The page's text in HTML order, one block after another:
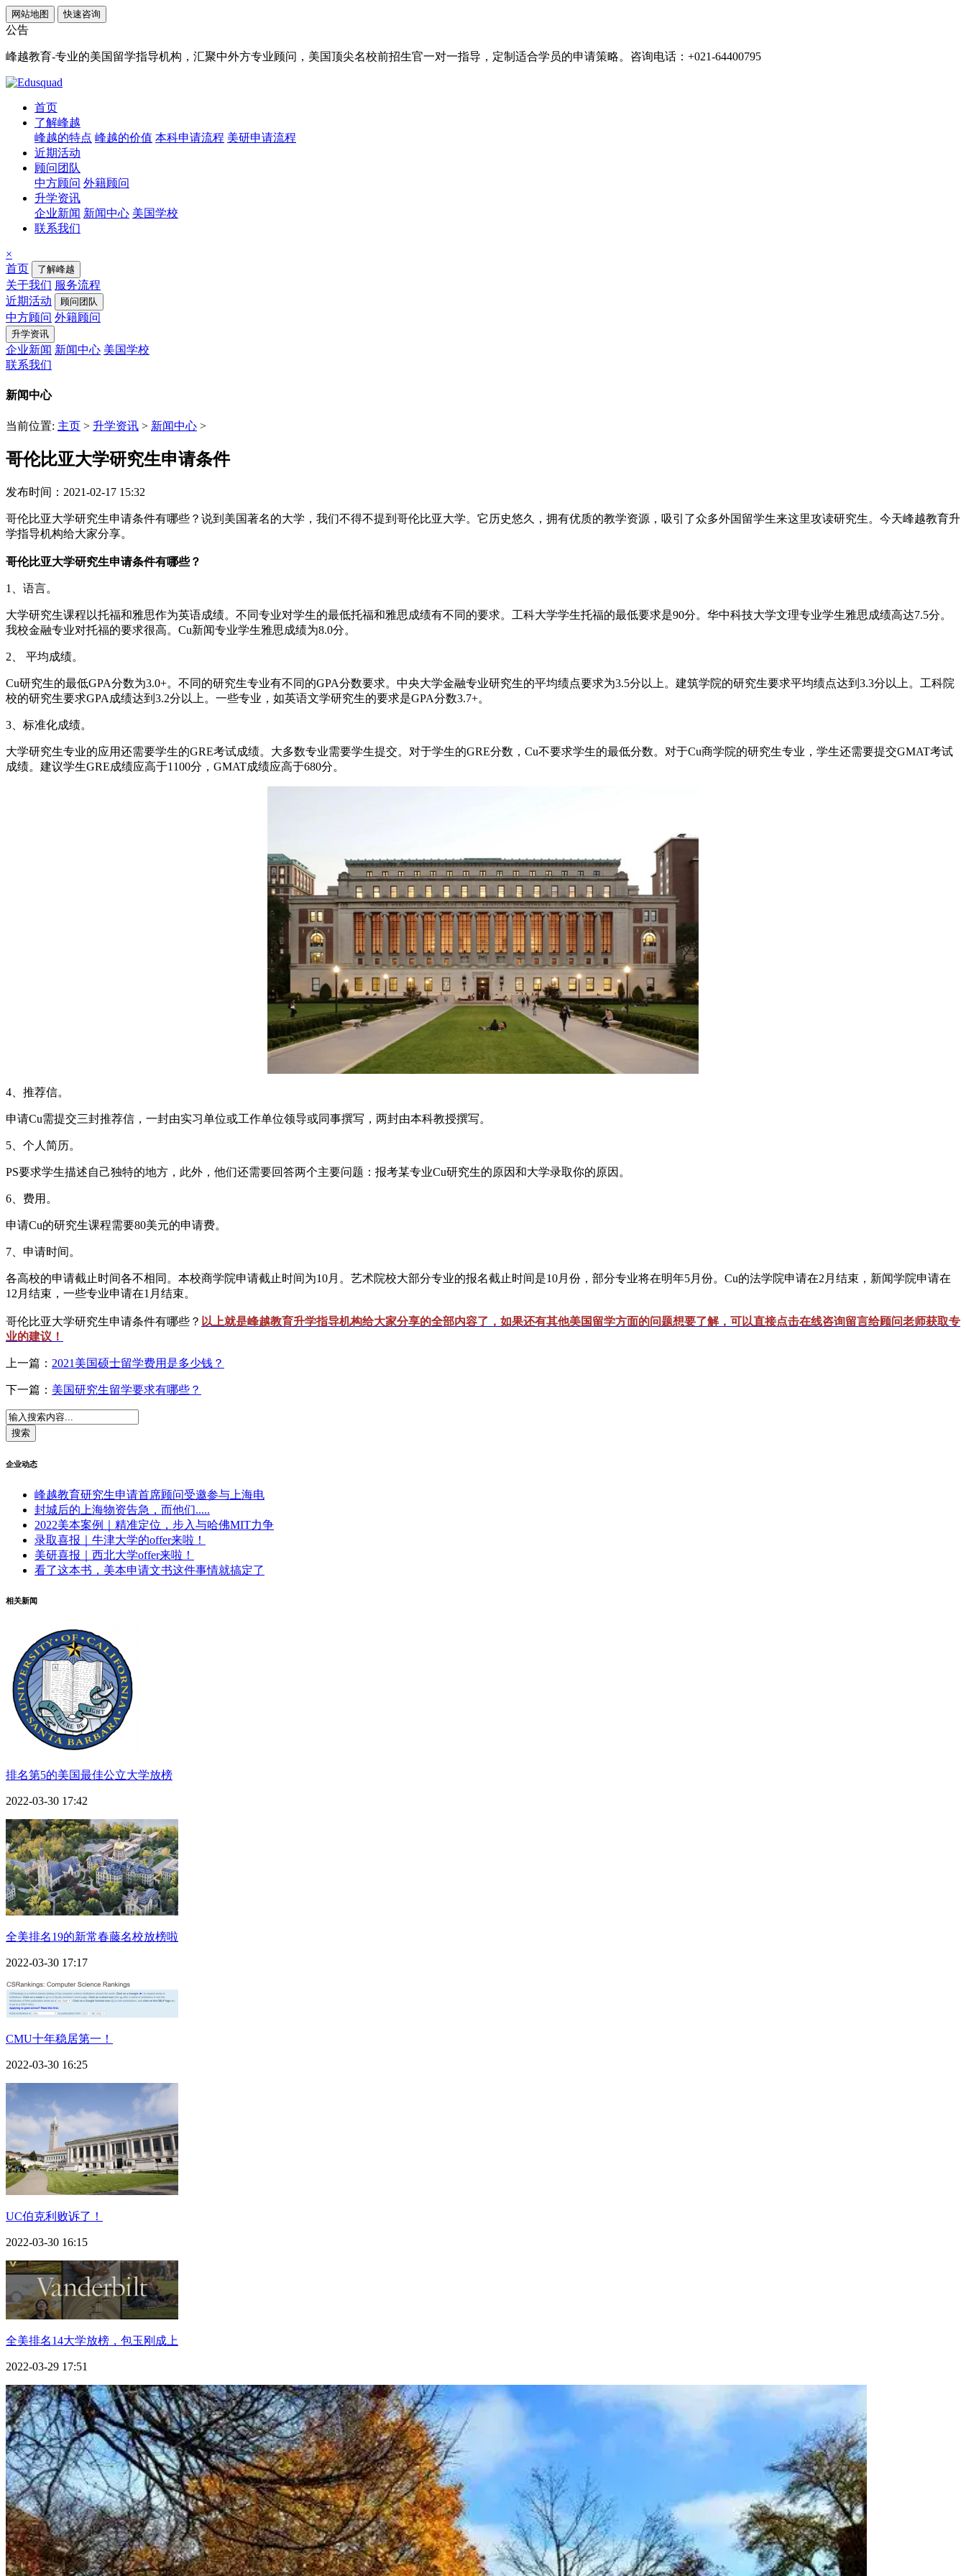
网站地图 快速咨询
公告
峰越教育-专业的美国留学指导机构，汇聚中外方专业顾问，美国顶尖名校前招生官一对一指导，定制适合学员的申请策略。咨询电话：+021-64400795
首页
了解峰越
峰越的特点 峰越的价值 本科申请流程 美研申请流程
近期活动
顾问团队
中方顾问 外籍顾问
升学资讯
企业新闻 新闻中心 美国学校
联系我们
×
首页
了解峰越
关于我们 服务流程
近期活动
顾问团队
中方顾问 外籍顾问
升学资讯
企业新闻 新闻中心 美国学校
联系我们
新闻中心
当前位置: 主页 > 升学资讯 > 新闻中心 >
哥伦比亚大学研究生申请条件
发布时间：2021-02-17 15:32
哥伦比亚大学研究生申请条件有哪些？说到美国著名的大学，我们不得不提到哥伦比亚大学。它历史悠久，拥有优质的教学资源，吸引了众多外国留学生来这里攻读研究生。今天峰越教育升
学指导机构给大家分享。
哥伦比亚大学研究生申请条件有哪些？
1、语言。
大学研究生课程以托福和雅思作为英语成绩。不同专业对学生的最低托福和雅思成绩有不同的要求。工科大学学生托福的最低要求是90分。华中科技大学文理专业学生雅思成绩高达7.5分。
我校金融专业对托福的要求很高。Cu新闻专业学生雅思成绩为8.0分。
2、 平均成绩。
Cu研究生的最低GPA分数为3.0+。不同的研究生专业有不同的GPA分数要求。中央大学金融专业研究生的平均绩点要求为3.5分以上。建筑学院的研究生要求平均绩点达到3.3分以上。工科院
校的研究生要求GPA成绩达到3.2分以上。一些专业，如英语文学研究生的要求是GPA分数3.7+。
3、标准化成绩。
大学研究生专业的应用还需要学生的GRE考试成绩。大多数专业需要学生提交。对于学生的GRE分数，Cu不要求学生的最低分数。对于Cu商学院的研究生专业，学生还需要提交GMAT考试
成绩。建议学生GRE成绩应高于1100分，GMAT成绩应高于680分。
4、推荐信。
申请Cu需提交三封推荐信，一封由实习单位或工作单位领导或同事撰写，两封由本科教授撰写。
5、个人简历。
PS要求学生描述自己独特的地方，此外，他们还需要回答两个主要问题：报考某专业Cu研究生的原因和大学录取你的原因。
6、费用。
申请Cu的研究生课程需要80美元的申请费。
7、申请时间。
各高校的申请截止时间各不相同。本校商学院申请截止时间为10月。艺术院校大部分专业的报名截止时间是10月份，部分专业将在明年5月份。Cu的法学院申请在2月结束，新闻学院申请在
12月结束，一些专业申请在1月结束。
哥伦比亚大学研究生申请条件有哪些？ 以上就是峰越教育升学指导机构给大家分享的全部内容了，如果还有其他美国留学方面的问题想要了解，可以直接点击在线咨询留言给顾问老师获取专
业的建议！
上一篇： 2021美国硕士留学费用是多少钱？
下一篇： 美国研究生留学要求有哪些？
企业动态
峰越教育研究生申请首席顾问受邀参与上海电
封城后的上海物资告急，而他们.....
2022美本案例｜精准定位，步入与哈佛MIT力争
录取喜报｜牛津大学的offer来啦！
美研喜报｜西北大学offer来啦！
看了这本书，美本申请文书这件事情就搞定了
相关新闻
排名第5的美国最佳公立大学放榜
2022-03-30 17:42
全美排名19的新常春藤名校放榜啦
2022-03-30 17:17
CMU十年稳居第一！
2022-03-30 16:25
UC伯克利败诉了！
2022-03-30 16:15
全美排名14大学放榜，包玉刚成上
2022-03-29 17:51